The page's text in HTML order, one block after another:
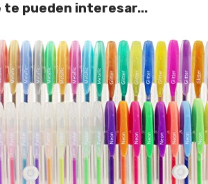
te pueden interesar...